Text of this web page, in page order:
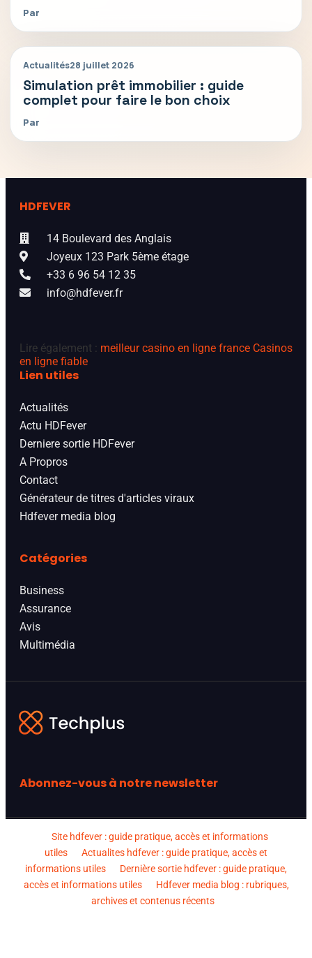
Par
Actualités28 juillet 2026
Simulation prêt immobilier : guide
complet pour faire le bon choix
Par
HDFEVER
14 Boulevard des Anglais
Joyeux 123 Park 5ème étage
+33 6 96 54 12 35
info@hdfever.fr
Lire également : meilleur casino en ligne france Casinos
en ligne fiable
Lien utiles
Actualités
Actu HDFever
Derniere sortie HDFever
A Propros
Contact
Générateur de titres d'articles viraux
Hdfever media blog
Catégories
Business
Assurance
Avis
Multimédia
Abonnez-vous à notre newsletter
Site hdfever : guide pratique, accès et informations
utiles
Actualites hdfever : guide pratique, accès et
informations utiles
Dernière sortie hdfever : guide pratique,
accès et informations utiles
Hdfever media blog : rubriques,
archives et contenus récents